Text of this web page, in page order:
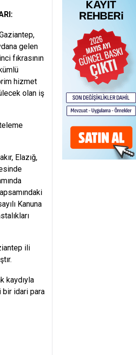
gelen
fıkrasının
hizmet
olan iş
Elazığ,
Kanuna
ili
kaydıyla
bir idari para